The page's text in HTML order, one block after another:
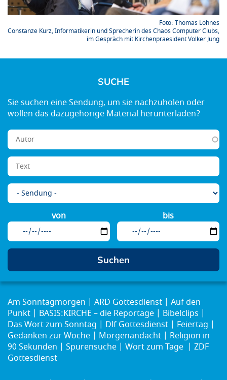
Thomas Lohnes
Constanze Kurz, Informatikerin und Sprecherin des Chaos Computer Clubs,
im Gespräch mit Kirchenpraesident Volker Jung
SUCHE
von bis
Am Sonntagmorgen ARD Gottesdienst
Auf den
Punkt
BASIS:KIRCHE – die Reportage
Bibelclips
Das Wort zum Sonntag
Dlf Gottesdienst
Feiertag
Gedanken zur Woche
Morgenandacht
Religion in
90 Sekunden
Spurensuche Wort zum Tage
ZDF
Gottesdienst